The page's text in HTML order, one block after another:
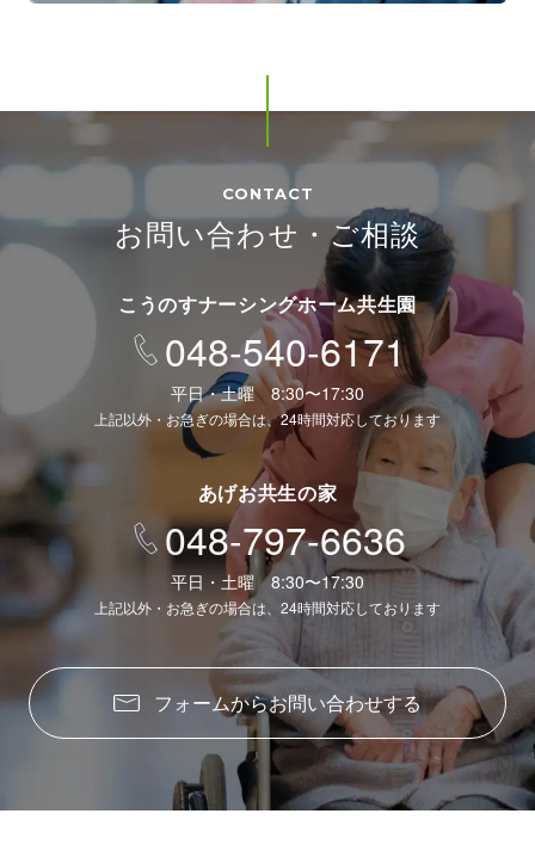
CONTACT
お問い合わせ・ご相談
こうのすナーシングホーム共生園
048-540-6171
平日・土曜 8:30〜17:30
上記以外・お急ぎの場合は、24時間対応しております
あげお共生の家
048-797-6636
平日・土曜 8:30〜17:30
上記以外・お急ぎの場合は、24時間対応しております
フォームからお問い合わせする